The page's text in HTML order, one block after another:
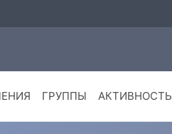
ГРУППЫ АКТИВНОСТЬ